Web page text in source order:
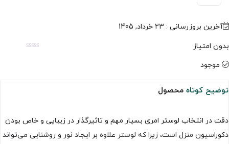
آخرین بروزرسانی : 23 خرداد, 1405
بدون امتیاز
موجود
توضیح کوتاه محصول
دقت در انتخاب لوستر امری بسیار مهم و تاثیرگذار در زیبایی و خاص بودن
دکوراسیون منزل است، زیرا که لوستر علاوه بر ایجاد نور و روشنایی می‌تواند